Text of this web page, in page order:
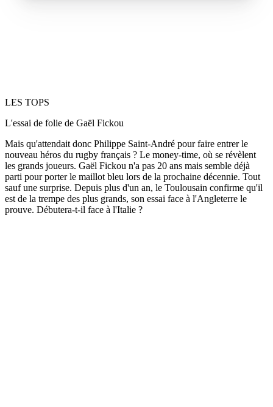
LES TOPS
L'essai de folie de Gaël Fickou
Mais qu'attendait donc Philippe Saint-André pour faire entrer le
nouveau héros du rugby français ? Le money-time, où se révèlent
les grands joueurs. Gaël Fickou n'a pas 20 ans mais semble déjà
parti pour porter le maillot bleu lors de la prochaine décennie. Tout
sauf une surprise. Depuis plus d'un an, le Toulousain confirme qu'il
est de la trempe des plus grands, son essai face à l'Angleterre le
prouve. Débutera-t-il face à l'Italie ?